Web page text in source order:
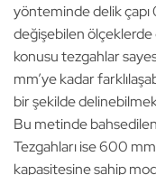
yönteminde delik
değişebilen ölçeklerde
konusu tezgahlar
mm’ye kadar
bir şekilde
Bu metinde
Tezgahları ise 600
kapasitesine sahip